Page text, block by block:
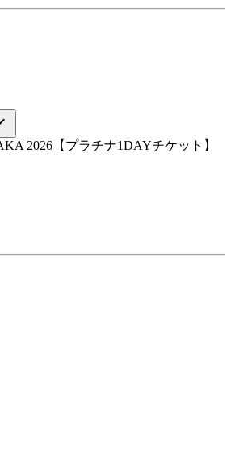
2026【プラチナ1DAYチケット】